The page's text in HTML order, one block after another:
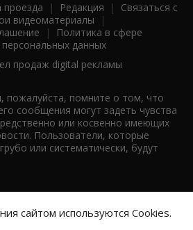
проезда | Редакция | Связаться с
видеоматериалы |
|
Политика в сфере
данных
продаж digital рекламы
пожалуйста, помните о том, что
сообщения могут задеть чувства
или косвенно имеющих
Пользователи, которые
или систематически, будут
сайтом используются Cookies.